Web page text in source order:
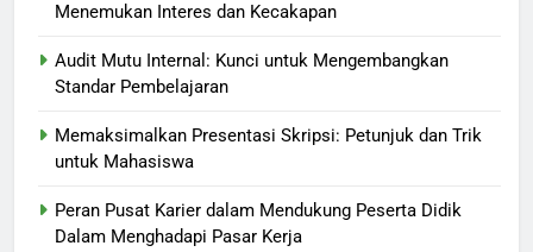
Menemukan Interes dan Kecakapan
Audit Mutu Internal: Kunci untuk Mengembangkan
Standar Pembelajaran
Memaksimalkan Presentasi Skripsi: Petunjuk dan Trik
untuk Mahasiswa
Peran Pusat Karier dalam Mendukung Peserta Didik
Dalam Menghadapi Pasar Kerja